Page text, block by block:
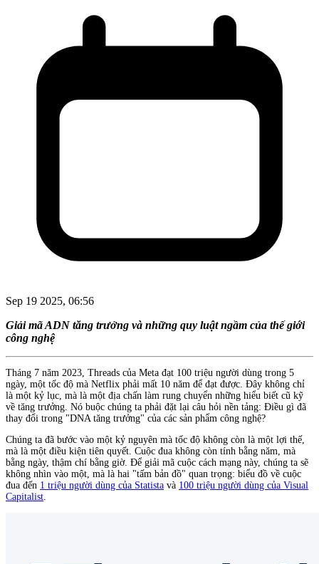
Sep 19 2025, 06:56
Giải mã ADN tăng trưởng và những quy luật ngầm của thế giới
công nghệ
Tháng 7 năm 2023, Threads của Meta đạt 100 triệu người dùng trong 5
ngày, một tốc độ mà Netflix phải mất 10 năm để đạt được. Đây không chỉ
là một kỷ lục, mà là một địa chấn làm rung chuyển những hiểu biết cũ kỹ
về tăng trưởng. Nó buộc chúng ta phải đặt lại câu hỏi nền tảng: Điều gì đã
thay đổi trong "DNA tăng trưởng" của các sản phẩm công nghệ?
Chúng ta đã bước vào một kỷ nguyên mà tốc độ không còn là một lợi thế,
mà là một điều kiện tiên quyết. Cuộc đua không còn tính bằng năm, mà
bằng ngày, thậm chí bằng giờ. Để giải mã cuộc cách mạng này, chúng ta sẽ
không nhìn vào một, mà là hai "tấm bản đồ" quan trọng: biểu đồ về cuộc
đua đến 1 triệu người dùng của Statista và 100 triệu người dùng của Visual
Capitalist.